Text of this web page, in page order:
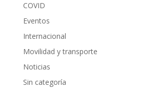
COVID
Eventos
Internacional
Movilidad y transporte
Noticias
Sin categoría